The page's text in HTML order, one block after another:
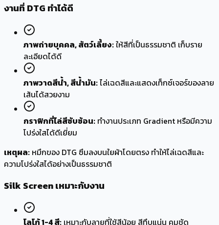
งานที่ DTG ทำได้ดี
ภาพถ่ายบุคคล, สัตว์เลี้ยง:ให้สีที่เป็นธรรมชาติ เก็บราย
ละเอียดได้ดี
ภาพวาดสีน้ำ, สีน้ำมัน:ไล่เฉดสีและแสดงเท็กซ์เจอร์ของลาย
เส้นได้สวยงาม
กราฟิกที่ไล่สีซับซ้อน: ทำงานประเภท Gradient หรือมีความ
โปร่งใสได้ดีเยี่ยม
เหตุผล: หมึกของ DTG ซึมลงบนใยผ้าโดยตรง ทำให้ไล่เฉดสีและ
ความโปร่งใสได้อย่างเป็นธรรมชาติ
Silk Screenเหมาะกับงาน
โลโก้ 1-4 สี: เหมาะกับลายที่ใช้สีน้อย สีทึบแน่น คมชัด